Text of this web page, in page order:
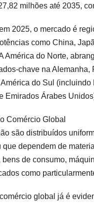
milhões até 2035,
2025, o mercado é
como China,
América do Norte,
chave na
do Sul
Emirados Árabes
Comércio Global
são distribuídos
dependem de
de consumo,
como
global já é